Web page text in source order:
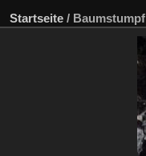
Startseite / Baumstumpf